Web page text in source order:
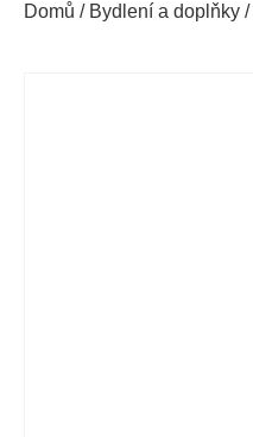
Domů / Bydlení a doplňky /